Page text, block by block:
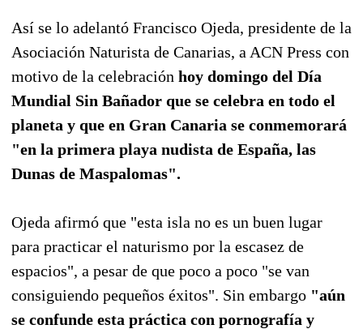
Así se lo adelantó Francisco Ojeda, presidente de la
Asociación Naturista de Canarias, a ACN Press con
motivo de la celebración hoy domingo del Día
Mundial Sin Bañador que se celebra en todo el
planeta y que en Gran Canaria se conmemorará
"en la primera playa nudista de España, las
Dunas de Maspalomas".
Ojeda afirmó que "esta isla no es un buen lugar
para practicar el naturismo por la escasez de
espacios", a pesar de que poco a poco "se van
consiguiendo pequeños éxitos". Sin embargo "aún
se confunde esta práctica con pornografía y